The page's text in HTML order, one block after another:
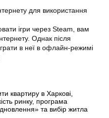
для використання
ігри через Steam, вам
Однак після
в неї в офлайн-режимі
квартиру в Харкові,
ринку, програма
та вибір житла